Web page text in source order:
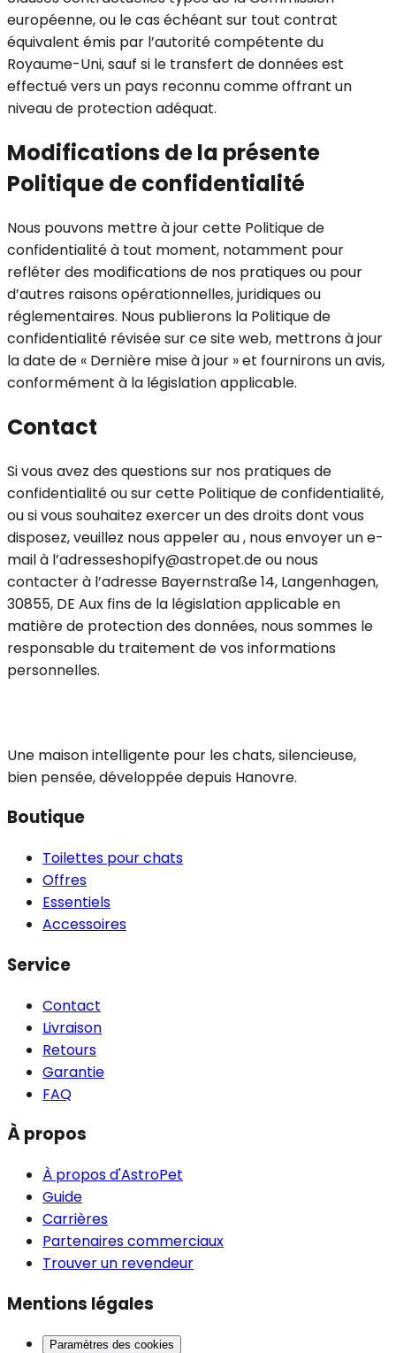
européenne, ou le cas échéant sur tout contrat
équivalent émis par l’autorité compétente du
Royaume-Uni, sauf si le transfert de données est
effectué vers un pays reconnu comme offrant un
niveau de protection adéquat.
Modifications de la présente
Politique de confidentialité
Nous pouvons mettre à jour cette Politique de
confidentialité à tout moment, notamment pour
refléter des modifications de nos pratiques ou pour
d’autres raisons opérationnelles, juridiques ou
réglementaires. Nous publierons la Politique de
confidentialité révisée sur ce site web, mettrons à jour
la date de « Dernière mise à jour » et fournirons un avis,
conformément à la législation applicable.
Contact
Si vous avez des questions sur nos pratiques de
confidentialité ou sur cette Politique de confidentialité,
ou si vous souhaitez exercer un des droits dont vous
disposez, veuillez nous appeler au , nous envoyer un e-
mail à l’adresseshopify@astropet.de ou nous
contacter à l’adresse Bayernstraße 14, Langenhagen,
30855, DE Aux fins de la législation applicable en
matière de protection des données, nous sommes le
responsable du traitement de vos informations
personnelles.
Une maison intelligente pour les chats, silencieuse,
bien pensée, développée depuis Hanovre.
Boutique
Toilettes pour chats
Offres
Essentiels
Accessoires
Service
Contact
Livraison
Retours
Garantie
FAQ
À propos
À propos d'AstroPet
Guide
Carrières
Partenaires commerciaux
Trouver un revendeur
Mentions légales
Paramètres des cookies